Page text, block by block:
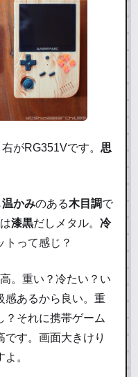
がRG351Vです。 思
温かみのある木目調で
漆黒だしメタル。 冷
トって感じ？
。重い？冷たい？い
感あるから良い。重
？それに携帯ゲーム
す。画面大きけり
。